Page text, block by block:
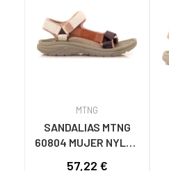
MTNG
SANDALIAS MTNG
60804 MUJER NYLON
57,22 €